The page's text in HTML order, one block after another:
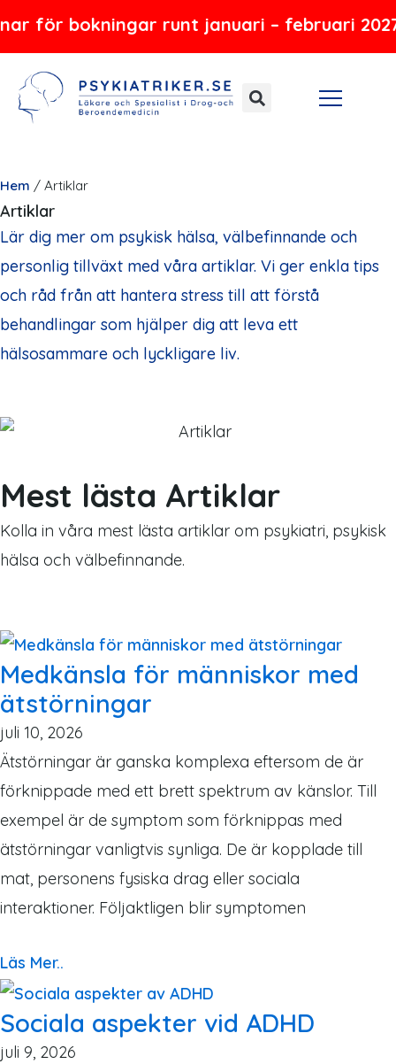
bokningar runt januari – februari 2027
Hoppa
innehåll
Hem / Artiklar
Artiklar
Lär dig mer om psykisk hälsa, välbefinnande och
personlig tillväxt med våra artiklar. Vi ger enkla tips
och råd från att hantera stress till att förstå
behandlingar som hjälper dig att leva ett
hälsosammare och lyckligare liv.
Mest lästa Artiklar
Kolla in våra mest lästa artiklar om psykiatri, psykisk
hälsa och välbefinnande.
Medkänsla för människor med
ätstörningar
juli 10, 2026
Ätstörningar är ganska komplexa eftersom de är
förknippade med ett brett spektrum av känslor. Till
exempel är de symptom som förknippas med
ätstörningar vanligtvis synliga. De är kopplade till
mat, personens fysiska drag eller sociala
interaktioner. Följaktligen blir symptomen
Läs Mer..
Sociala aspekter vid ADHD
juli 9, 2026
P
a
g
e
P
a
g
e
P
a
g
e
P
a
g
e